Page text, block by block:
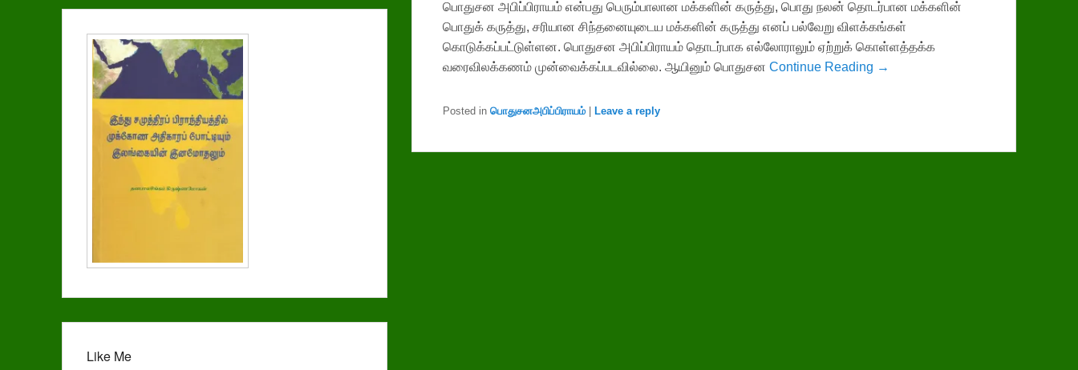
பொதுசன அபிப்பிராயம் என்பது பெரும்பாலான மக்களின் கருத்து, பொது நலன் தொடர்பான மக்களின்
பொதுக் கருத்து, சரியான சிந்தனையுடைய மக்களின் கருத்து எனப் பல்வேறு விளக்கங்கள்
கொடுக்கப்பட்டுள்ளன. பொதுசன அபிப்பிராயம் தொடர்பாக எல்லோராலும் ஏற்றுக் கொள்ளத்தக்க
வரைவிலக்கணம் முன்வைக்கப்படவில்லை. ஆயினும் பொதுசன Continue Reading →
Posted in பொதுசனஅபிப்பிராயம் | Leave a reply
Like Me